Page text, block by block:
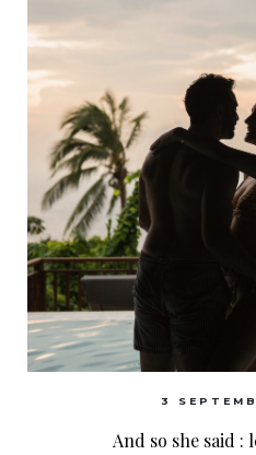
3
And so she said :